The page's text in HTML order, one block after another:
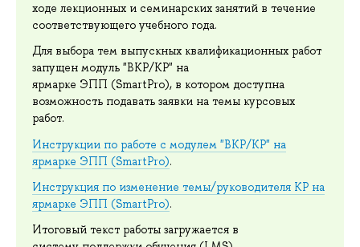
ходе лекционных и семинарских занятий в течение
соответствующего учебного года.
Для выбора тем выпускных квалификационных работ
запущен модуль "ВКР/КР" на
ярмарке ЭПП (SmartPro), в котором доступна
возможность подавать заявки на темы курсовых
работ.
Инструкции по работе с модулем "ВКР/КР" на
ярмарке ЭПП (SmartPro).
Инструкция по изменение темы/руководителя КР на
ярмарке ЭПП (SmartPro).
Итоговый текст работы загружается в